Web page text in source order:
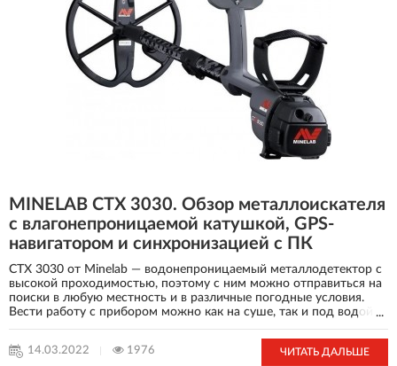
MINELAB CTX 3030. Обзор металлоискателя
с влагонепроницаемой катушкой, GPS-
навигатором и синхронизацией с ПК
CTX 3030 от Minelab — водонепроницаемый металлодетектор с
высокой проходимостью, поэтому с ним можно отправиться на
поиски в любую местность и в различные погодные условия.
Вести работу с прибором можно как на суше, так и под водой
на глубине до 3 метров. Благодаря функции беспроводного
аудио пользователь получает абсолютную свободу действий.
Отсутствие проводов дает возможность выбрать режим
...
14.03.2022 1976 ЧИТАТЬ ДАЛЬШЕ